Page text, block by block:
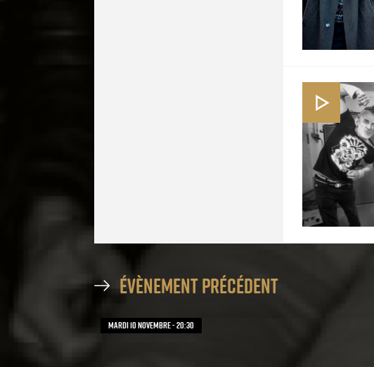
évènement précédent
mardi 10 novembre - 20:30